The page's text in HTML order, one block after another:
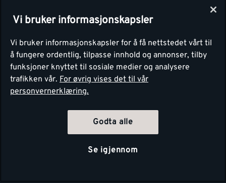
Montér
Vi bruker informasjonskapsler
Vi bruker informasjonskapsler for å få nettstedet vårt til
å fungere ordentlig, tilpasse innhold og annonser, tilby
funksjoner knyttet til sosiale medier og analysere
trafikken vår. For øvrig vises det til vår
personvernerklæring.
Godta alle
Se igjennom